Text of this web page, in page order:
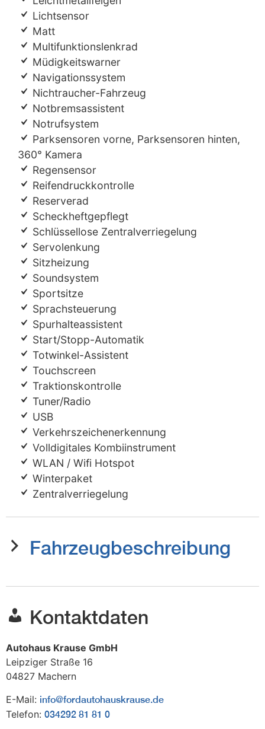
Lichtsensor
Matt
Multifunktionslenkrad
Müdigkeitswarner
Navigationssystem
Nichtraucher-Fahrzeug
Notbremsassistent
Notrufsystem
Parksensoren vorne, Parksensoren hinten,
360° Kamera
Regensensor
Reifendruckkontrolle
Reserverad
Scheckheftgepflegt
Schlüssellose Zentralverriegelung
Servolenkung
Sitzheizung
Soundsystem
Sportsitze
Sprachsteuerung
Spurhalteassistent
Start/Stopp-Automatik
Totwinkel-Assistent
Touchscreen
Traktionskontrolle
Tuner/Radio
USB
Verkehrszeichenerkennung
Volldigitales Kombiinstrument
WLAN / Wifi Hotspot
Winterpaket
Zentralverriegelung
Fahrzeugbeschreibung
Kontaktdaten
Autohaus Krause GmbH
Leipziger Straße 16
04827 Machern
E-Mail: info@fordautohauskrause.de
Telefon: 034292 81 81 0